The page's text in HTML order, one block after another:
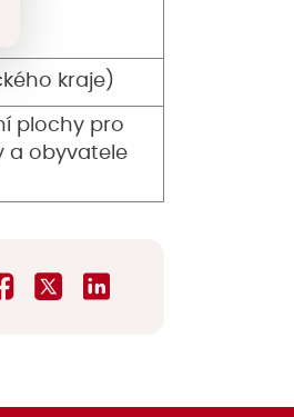
kraje)
plochy pro
a obyvatele